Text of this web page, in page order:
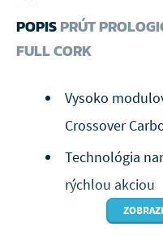
POPISPRÚT
FULL CORK
Vysoko
Crossover
Technológia
rýchlou akciou
Veľmi štíhly